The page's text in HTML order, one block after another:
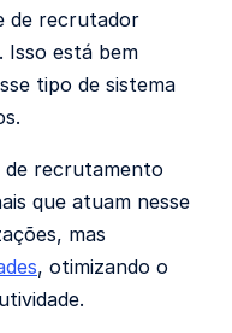
de recrutador
Isso está bem
tipo de sistema
de recrutamento
que atuam nesse
mas
, otimizando o